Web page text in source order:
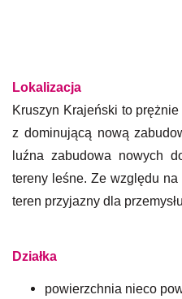
Lokalizacja
Kruszyn Krajeński to
z dominującą nową
luźna zabudowa nowych
tereny leśne. Ze względu
teren przyjazny dla
Działka
powierzchnia nieco